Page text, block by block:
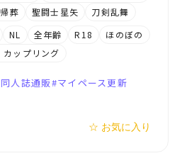
葬 聖闘士星矢
刀剣乱舞
NL 全年齢 R18
ほのぼの
カップリング
同人誌通販 マイペース更新
☆ お気に入り